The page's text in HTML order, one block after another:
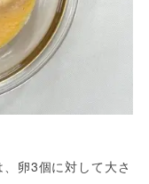
卵3個に対して大さ